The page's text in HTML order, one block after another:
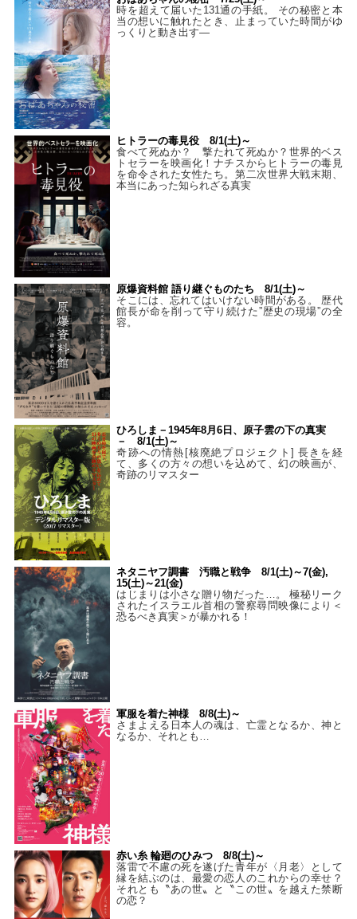
時を超えて届いた131通の手紙。 その秘密と本
当の想いに触れたとき、止まっていた時間がゆ
っくりと動き出す―
ヒトラーの毒見役 8/1(土)～
食べて死ぬか？ 撃たれて死ぬか？世界的ベス
トセラーを映画化！ナチスからヒトラーの毒見
を命令された女性たち。第二次世界大戦末期、
本当にあった知られざる真実
原爆資料館 語り継ぐものたち 8/1(土)～
そこには、忘れてはいけない時間がある。 歴代
館長が命を削って守り続けた”歴史の現場”の全
容。
ひろしま－1945年8月6日、原子雲の下の真実
－ 8/1(土)～
奇跡への情熱[核廃絶プロジェクト] 長きを経
て、多くの方々の想いを込めて、幻の映画が、
奇跡のリマスター
ネタニヤフ調書 汚職と戦争 8/1(土)～7(金),
15(土)～21(金)
はじまりは小さな贈り物だった…。 極秘リーク
されたイスラエル首相の警察尋問映像により＜
恐るべき真実＞が暴かれる！
軍服を着た神様 8/8(土)～
さまよえる日本人の魂は、亡霊となるか、神と
なるか、それとも…
赤い糸 輪廻のひみつ 8/8(土)～
落雷で不慮の死を遂げた青年が〈月老〉として
縁を結ぶのは、最愛の恋人のこれからの幸せ？
それとも〝あの世〟と〝この世〟を越えた禁断
の恋？